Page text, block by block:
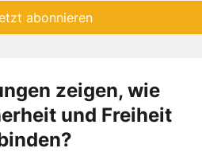
abonnieren
zeigen, wie
und Freiheit